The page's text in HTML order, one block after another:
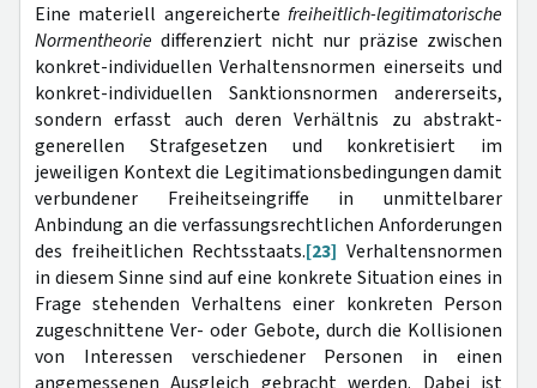
Eine materiell angereicherte freiheitlich-legitimatorische
Normentheorie differenziert nicht nur präzise zwischen
konkret-individuellen Verhaltensnormen einerseits und
konkret-individuellen Sanktionsnormen andererseits,
sondern erfasst auch deren Verhältnis zu abstrakt-
generellen Strafgesetzen und konkretisiert im
jeweiligen Kontext die Legitimationsbedingungen damit
verbundener Freiheitseingriffe in unmittelbarer
Anbindung an die verfassungsrechtlichen Anforderungen
des freiheitlichen Rechtsstaats.[23] Verhaltensnormen
in diesem Sinne sind auf eine konkrete Situation eines in
Frage stehenden Verhaltens einer konkreten Person
zugeschnittene Ver- oder Gebote, durch die Kollisionen
von Interessen verschiedener Personen in einen